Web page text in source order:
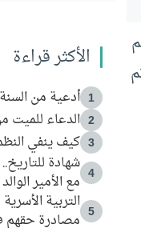
الأكثر قراءة
1 أدعية من
2 الدعاء للميت
3 كيف ينفي
4
شهادة
مع الأمير
5
التربية
مصادرة حقهم